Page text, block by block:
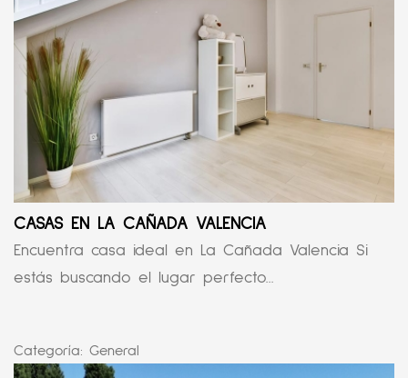
CASAS EN LA CAÑADA VALENCIA
Encuentra casa ideal en La Cañada Valencia Si
estás buscando el lugar perfecto...
Categoría: General